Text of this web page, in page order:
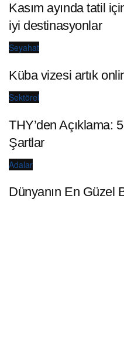
Kasım ayında tatil
iyi destinasyonlar
Seyahat
Küba vizesi artık
Sektörel
THY’den Açıklama:
Şartlar
Adalar
Dünyanın En Güzel